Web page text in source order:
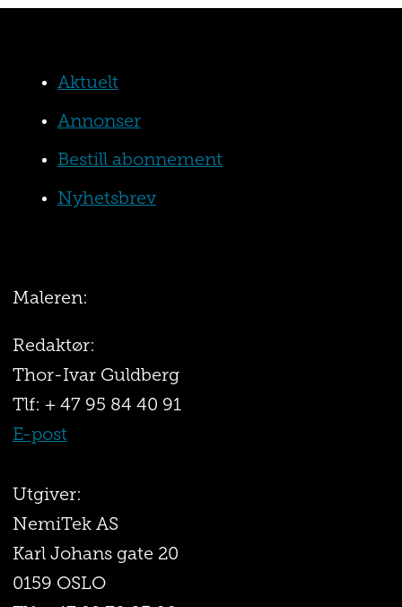
Aktuelt
Annonser
Bestill abonnement
Nyhetsbrev
Maleren:
Redaktør:
Thor-Ivar Guldberg
Tlf: + 47 95 84 40 91
E-post
Utgiver:
NemiTek AS
Karl Johans gate 20
0159 OSLO